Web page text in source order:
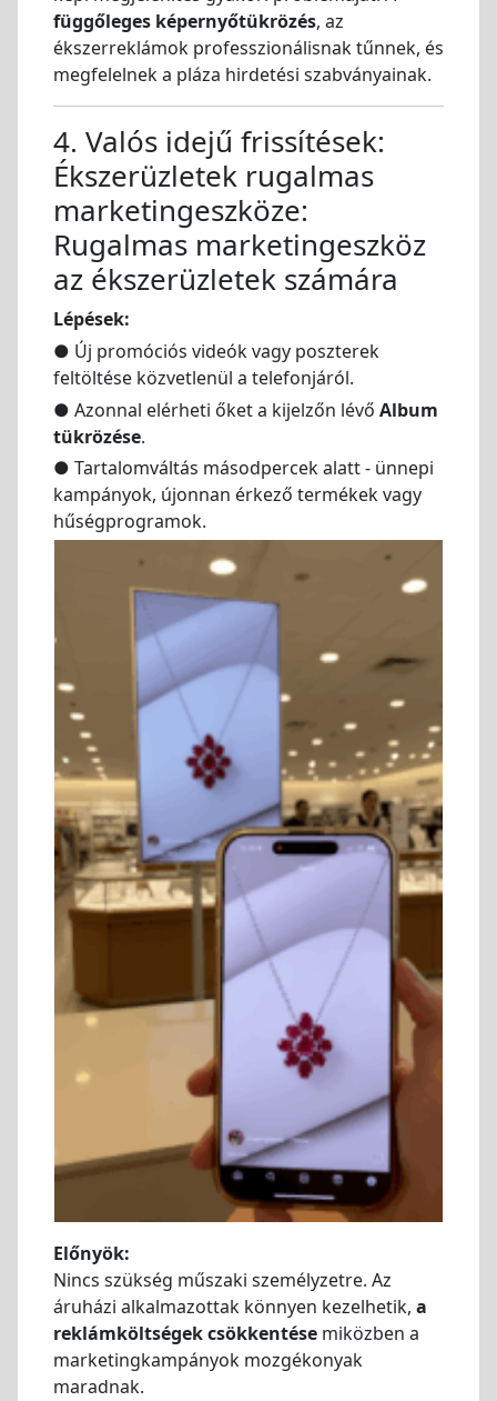
függőleges képernyőtükrözés, az
ékszerreklámok professzionálisnak tűnnek, és
megfelelnek a pláza hirdetési szabványainak.
4. Valós idejű frissítések:
Ékszerüzletek rugalmas
marketingeszköze:
Rugalmas marketingeszköz
az ékszerüzletek számára
Lépések:
● Új promóciós videók vagy poszterek
feltöltése közvetlenül a telefonjáról.
● Azonnal elérheti őket a kijelzőn lévő Album
tükrözése.
● Tartalomváltás másodpercek alatt - ünnepi
kampányok, újonnan érkező termékek vagy
hűségprogramok.
Előnyök:
Nincs szükség műszaki személyzetre. Az
áruházi alkalmazottak könnyen kezelhetik, a
reklámköltségek csökkentése miközben a
marketingkampányok mozgékonyak
maradnak.